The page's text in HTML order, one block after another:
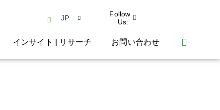
JP
Follow
Us:
インサイト | リサーチ お問い合わせ